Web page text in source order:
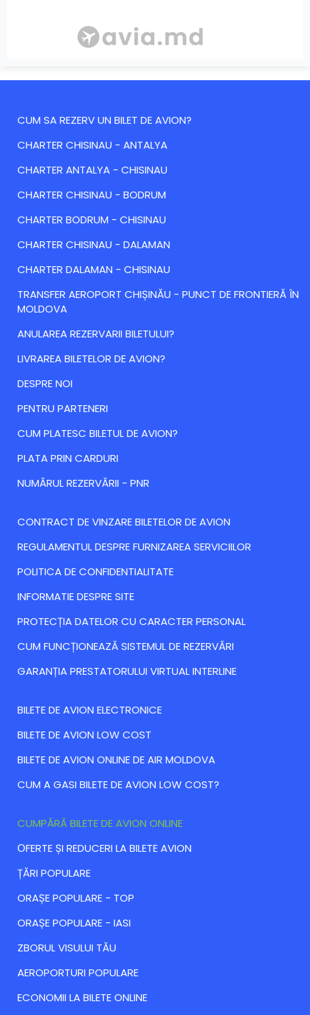
CUM SA REZERV UN BILET DE AVION?
CHARTER CHISINAU - ANTALYA
CHARTER ANTALYA - CHISINAU
CHARTER CHISINAU - BODRUM
CHARTER BODRUM - CHISINAU
CHARTER CHISINAU - DALAMAN
CHARTER DALAMAN - CHISINAU
TRANSFER AEROPORT CHIȘINĂU - PUNCT DE FRONTIERĂ ÎN
MOLDOVA
ANULAREA REZERVARII BILETULUI?
LIVRAREA BILETELOR DE AVION?
DESPRE NOI
PENTRU PARTENERI
CUM PLATESC BILETUL DE AVION?
PLATA PRIN CARDURI
NUMĂRUL REZERVĂRII - PNR
CONTRACT DE VINZARE BILETELOR DE AVION
REGULAMENTUL DESPRE FURNIZAREA SERVICIILOR
POLITICA DE CONFIDENTIALITATE
INFORMATIE DESPRE SITE
PROTECȚIA DATELOR CU CARACTER PERSONAL
CUM FUNCȚIONEAZĂ SISTEMUL DE REZERVĂRI
GARANȚIA PRESTATORULUI VIRTUAL INTERLINE
BILETE DE AVION ELECTRONICE
BILETE DE AVION LOW COST
BILETE DE AVION ONLINE DE AIR MOLDOVA
CUM A GASI BILETE DE AVION LOW COST?
CUMPĂRĂ BILETE DE AVION ONLINE
ОFERTE ȘI REDUCERI LA BILETE AVION
ȚĂRI POPULARE
ORAȘE POPULARE - TOP
ORAȘE POPULARE - IASI
ZBORUL VISULUI TĂU
AEROPORTURI POPULARE
ECONOMII LA BILETE ONLINE